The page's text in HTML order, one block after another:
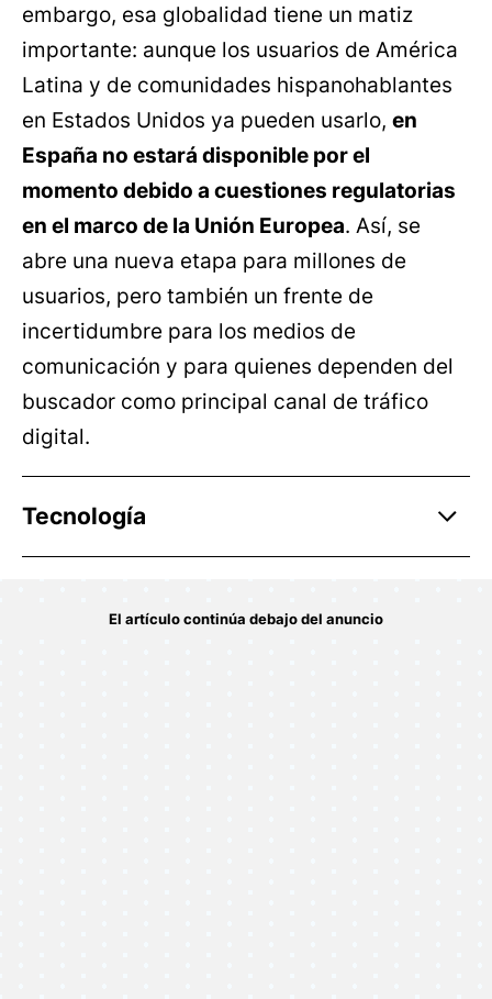
embargo, esa globalidad tiene un matiz
importante: aunque los usuarios de América
Latina y de comunidades hispanohablantes
en Estados Unidos ya pueden usarlo, en
España no estará disponible por el
momento debido a cuestiones regulatorias
en el marco de la Unión Europea. Así, se
abre una nueva etapa para millones de
usuarios, pero también un frente de
incertidumbre para los medios de
comunicación y para quienes dependen del
buscador como principal canal de tráfico
digital.
Tecnología